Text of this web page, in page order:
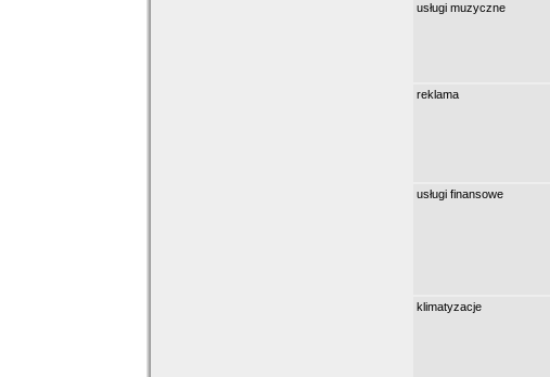
usługi muzyczne
reklama
usługi finansowe
klimatyzacje